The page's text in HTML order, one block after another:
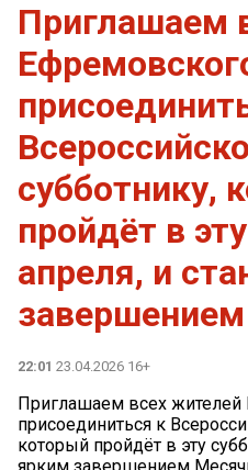
Приглашаем
субботнику,
пройдёт в
апреля, и
22:01 23.04.2026 16+
Приглашаем всех жителей
присоединиться к
который пройдёт в эту